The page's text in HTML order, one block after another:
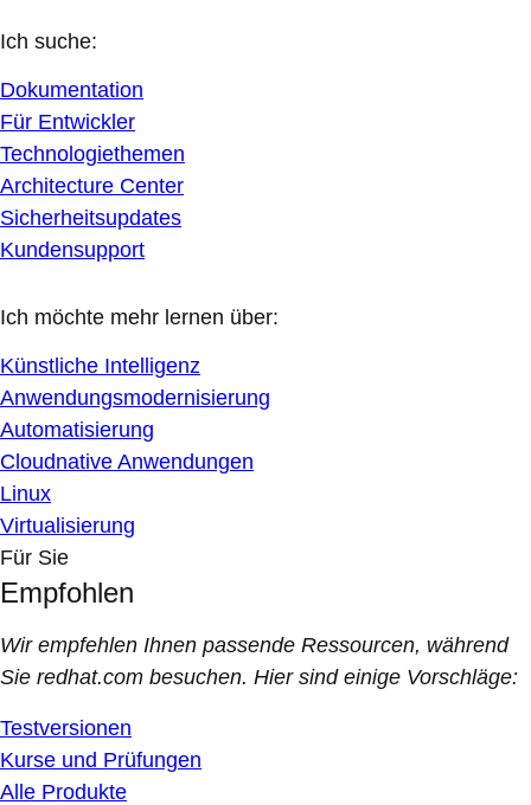
Ich suche:
Dokumentation
Für Entwickler
Technologiethemen
Architecture Center
Sicherheitsupdates
Kundensupport
Ich möchte mehr lernen über:
Künstliche Intelligenz
Anwendungsmodernisierung
Automatisierung
Cloudnative Anwendungen
Linux
Virtualisierung
Für Sie
Empfohlen
Wir empfehlen Ihnen passende Ressourcen, während
Sie redhat.com besuchen. Hier sind einige Vorschläge:
Testversionen
Kurse und Prüfungen
Alle Produkte